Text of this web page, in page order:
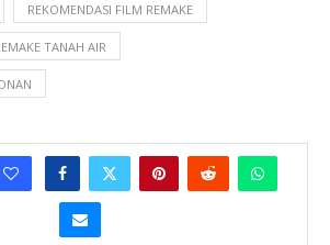
REKOMENDASI FILM REMAKE
TANAH AIR